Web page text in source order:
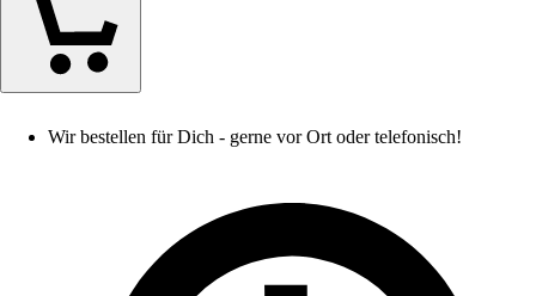
Wir bestellen für Dich - gerne vor Ort oder telefonisch!